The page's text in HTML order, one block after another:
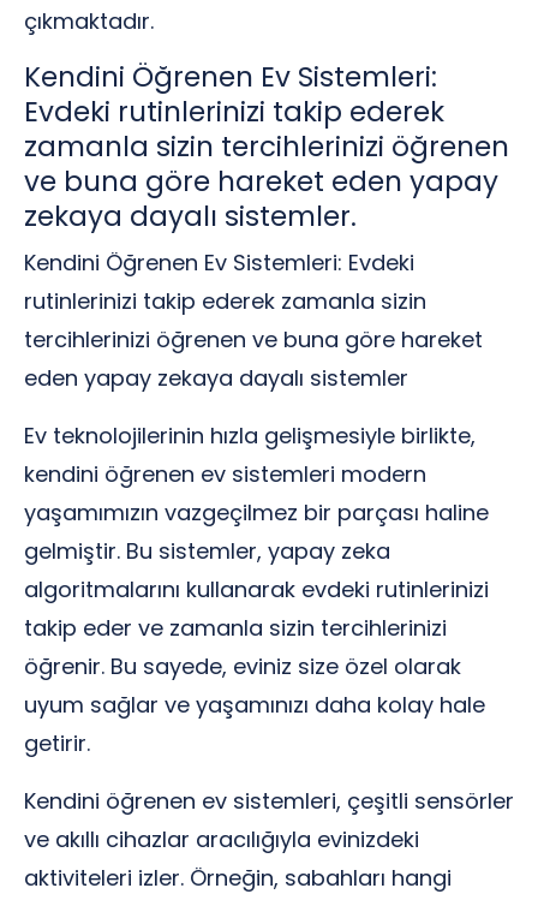
çıkmaktadır.
Kendini Öğrenen Ev Sistemleri:
Evdeki rutinlerinizi takip ederek
zamanla sizin tercihlerinizi öğrenen
ve buna göre hareket eden yapay
zekaya dayalı sistemler.
Kendini Öğrenen Ev Sistemleri: Evdeki
rutinlerinizi takip ederek zamanla sizin
tercihlerinizi öğrenen ve buna göre hareket
eden yapay zekaya dayalı sistemler
Ev teknolojilerinin hızla gelişmesiyle birlikte,
kendini öğrenen ev sistemleri modern
yaşamımızın vazgeçilmez bir parçası haline
gelmiştir. Bu sistemler, yapay zeka
algoritmalarını kullanarak evdeki rutinlerinizi
takip eder ve zamanla sizin tercihlerinizi
öğrenir. Bu sayede, eviniz size özel olarak
uyum sağlar ve yaşamınızı daha kolay hale
getirir.
Kendini öğrenen ev sistemleri, çeşitli sensörler
ve akıllı cihazlar aracılığıyla evinizdeki
aktiviteleri izler. Örneğin, sabahları hangi